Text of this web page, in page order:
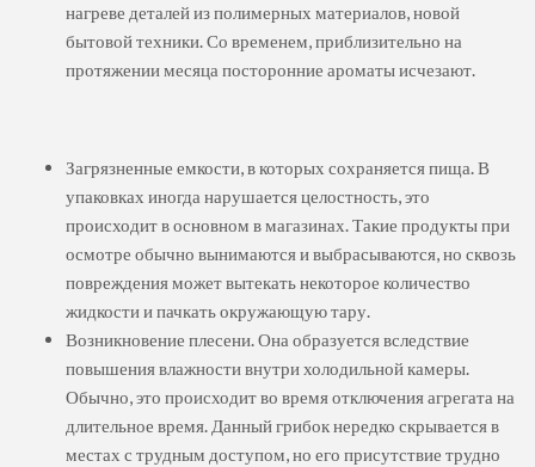
нагреве деталей из полимерных материалов, новой
бытовой техники. Со временем, приблизительно на
протяжении месяца посторонние ароматы исчезают.
Загрязненные емкости, в которых сохраняется пища. В
упаковках иногда нарушается целостность, это
происходит в основном в магазинах. Такие продукты при
осмотре обычно вынимаются и выбрасываются, но сквозь
повреждения может вытекать некоторое количество
жидкости и пачкать окружающую тару.
Возникновение плесени. Она образуется вследствие
повышения влажности внутри холодильной камеры.
Обычно, это происходит во время отключения агрегата на
длительное время. Данный грибок нередко скрывается в
местах с трудным доступом, но его присутствие трудно